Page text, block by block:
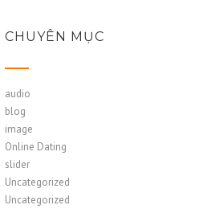
CHUYÊN MỤC
audio
blog
image
Online Dating
slider
Uncategorized
Uncategorized